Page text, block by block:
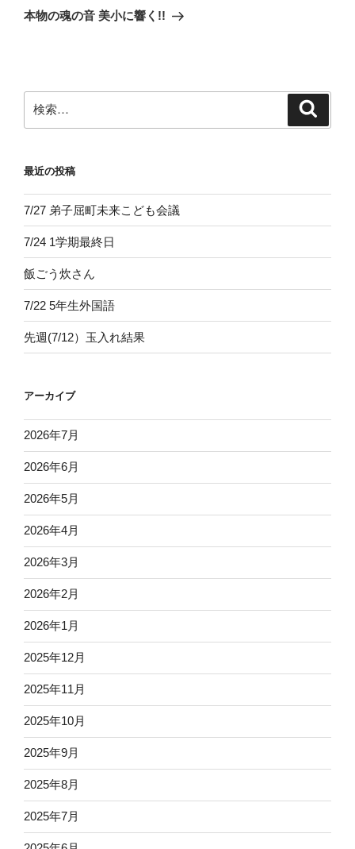
ゲ
ン
の
本物の魂の音 美小に響く!!
索:
最近の投稿
7/27 弟子屈町未来こども会議
7/24 1学期最終日
飯ごう炊さん
7/22 5年生外国語
先週(7/12）玉入れ結果
アーカイブ
2026年7月
2026年6月
2026年5月
2026年4月
2026年3月
2026年2月
2026年1月
2025年12月
2025年11月
2025年10月
2025年9月
2025年8月
2025年7月